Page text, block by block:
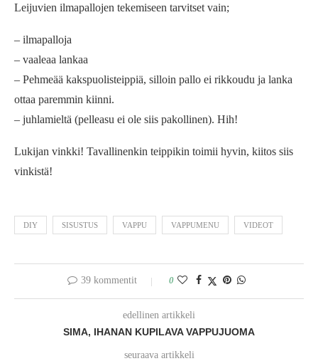
Leijuvien ilmapallojen tekemiseen tarvitset vain;
– ilmapalloja
– vaaleaa lankaa
– Pehmeää kakspuolisteippiä, silloin pallo ei rikkoudu ja lanka
ottaa paremmin kiinni.
– juhlamieltä (pelleasu ei ole siis pakollinen). Hih!
Lukijan vinkki! Tavallinenkin teippikin toimii hyvin, kiitos siis
vinkistä!
DIY SISUSTUS VAPPU VAPPUMENU VIDEOT
39 kommentit 0
edellinen artikkeli
SIMA, IHANAN KUPILAVA VAPPUJUOMA
seuraava artikkeli